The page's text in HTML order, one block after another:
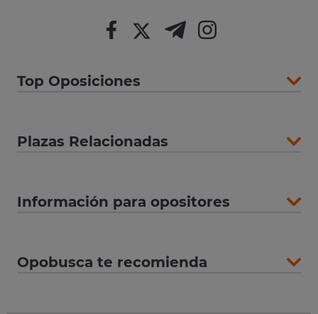
Top Oposiciones
Plazas Relacionadas
Información para opositores
Opobusca te recomienda